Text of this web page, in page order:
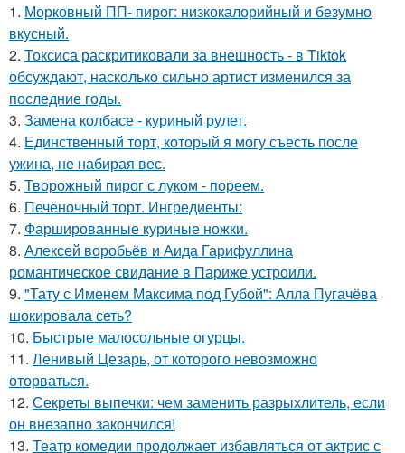
1. Морковный ПП- пирог: низкокалорийный и безумно
вкусный.
2. Токсиса раскритиковали за внешность - в Tiktok
обсуждают, насколько сильно артист изменился за
последние годы.
3. Замена колбасе - куриный рулет.
4. Единственный торт, который я могу съесть после
ужина, не набирая вес.
5. Творожный пирог с луком - пореем.
6. Печёночный торт. Ингредиенты:
7. Фаршированные куриные ножки.
8. Алексей воробьёв и Аида Гарифуллина
романтическое свидание в Париже устроили.
9. "Тату с Именем Максима под Губой": Алла Пугачёва
шокировала сеть?
10. Быстрые малосольные огурцы.
11. Ленивый Цезарь, от которого невозможно
оторваться.
12. Секреты выпечки: чем заменить разрыхлитель, если
он внезапно закончился!
13. Театр комедии продолжает избавляться от актрис с